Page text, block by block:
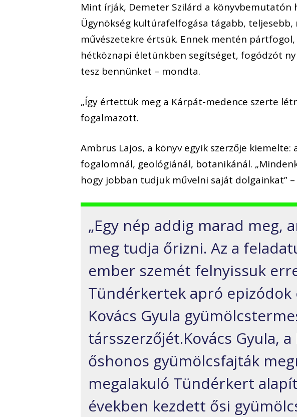
Mint írják, Demeter Szilárd a könyvbemutatón
Ügynökség kultúrafelfogása tágabb,
művészetekre értsük. Ennek mentén
hétköznapi életünkben segítséget, fogódzót
tesz bennünket – mondta.
„Így értettük meg a Kárpát-medence szerte
fogalmazott.
Ambrus Lajos, a könyv egyik szerzője
fogalomnál, geológiánál, botanikánál.
hogy jobban tudjuk művelni saját dolgainkat”
„Egy nép addig marad meg,
meg tudja őrizni. Az a
ember szemét felnyissuk
Tündérkertek apró epizódok
Kovács Gyula
társszerzőjét.Kovács Gyula,
őshonos gyümölcsfajták
megalakuló Tündérkert
években kezdett ősi